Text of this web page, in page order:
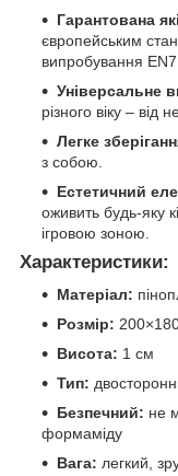
Гарантована
європейським
випробування
Універсальне
різного віку – від
Легке
з собою.
Естетичний
оживить будь-яку
ігровою зоною.
Характеристики:
Матеріал:
Розмір:
Висота: 1 см
Тип:
Безпечний: не
формаміду
Вага: легкий,